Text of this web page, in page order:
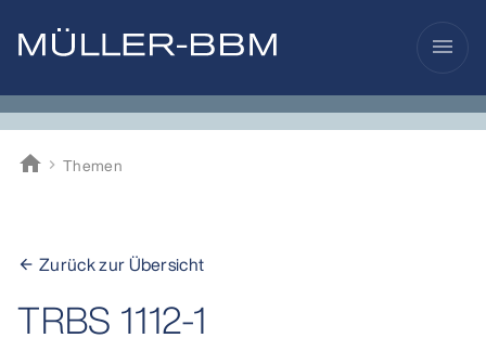
menu
home
Müller-BBM
Themen
arrow_back Zurück zur Übersicht
TRBS 1112-1